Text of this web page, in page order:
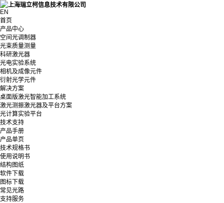
EN
首页
产品中心
空间光调制器
光束质量测量
科研激光器
光电实验系统
相机及成像元件
衍射光学元件
解决方案
桌面版激光智能加工系统
激光测振激光器及平台方案
光计算实验平台
技术支持
产品手册
产品单页
技术规格书
使用说明书
结构图纸
软件下载
图标下载
常见光路
支持服务